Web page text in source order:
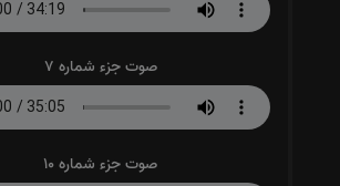
صوت جزء شماره 7
صوت جزء شماره 10